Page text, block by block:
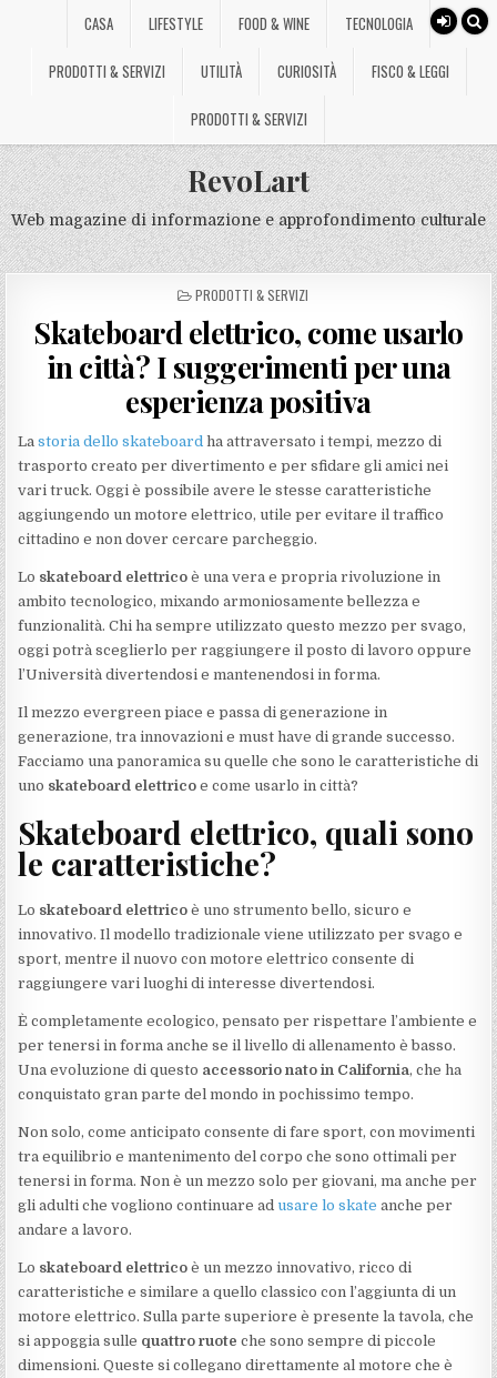
CASA LIFESTYLE FOOD & WINE TECNOLOGIA
PRODOTTI & SERVIZI UTILITÀ CURIOSITÀ FISCO & LEGGI
PRODOTTI & SERVIZI
RevoLart
Web magazine di informazione e approfondimento culturale
POSTED
PRODOTTI & SERVIZI
Skateboard elettrico, come usarlo
in città? I suggerimenti per una
esperienza positiva
Lastoria dello skateboard ha attraversato i tempi, mezzo di
trasporto creato per divertimento e per sfidare gli amici nei
vari truck. Oggi è possibile avere le stesse caratteristiche
aggiungendo un motore elettrico, utile per evitare il traffico
cittadino e non dover cercare parcheggio.
Lo skateboard elettrico è una vera e propria rivoluzione in
ambito tecnologico, mixando armoniosamente bellezza e
funzionalità. Chi ha sempre utilizzato questo mezzo per svago,
oggi potrà sceglierlo per raggiungere il posto di lavoro oppure
l’Università divertendosi e mantenendosi in forma.
Il mezzo evergreen piace e passa di generazione in
generazione, tra innovazioni e must have di grande successo.
Facciamo una panoramica su quelle che sono le caratteristiche di
uno skateboard elettrico e come usarlo in città?
Skateboard elettrico, quali sono
le caratteristiche?
Lo skateboard elettrico è uno strumento bello, sicuro e
innovativo. Il modello tradizionale viene utilizzato per svago e
sport, mentre il nuovo con motore elettrico consente di
raggiungere vari luoghi di interesse divertendosi.
È completamente ecologico, pensato per rispettare l’ambiente e
per tenersi in forma anche se il livello di allenamento è basso.
Una evoluzione di questo accessorio nato in California, che ha
conquistato gran parte del mondo in pochissimo tempo.
Non solo, come anticipato consente di fare sport, con movimenti
tra equilibrio e mantenimento del corpo che sono ottimali per
tenersi in forma. Non è un mezzo solo per giovani, ma anche per
gli adulti che vogliono continuare ad usare lo skate anche per
andare a lavoro.
Lo skateboard elettrico è un mezzo innovativo, ricco di
caratteristiche e similare a quello classico con l’aggiunta di un
motore elettrico. Sulla parte superiore è presente la tavola, che
si appoggia sulle quattro ruote che sono sempre di piccole
dimensioni. Queste si collegano direttamente al motore che è